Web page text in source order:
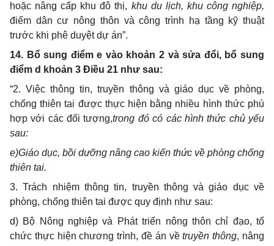
hoặc nâng cấp khu đô thị, khu du lịch, khu công nghiệp,
điểm dân cư nông thôn và công trình hạ tầng kỹ thuật
trước khi phê duyệt dự án”.
14. Bổ sung điểm e vào khoản 2 và sửa đổi, bổ sung
điểm d khoản 3 Điều 21 như sau:
“2. Việc thông tin, truyền thông và giáo dục về phòng,
chống thiên tai được thực hiện bằng nhiều hình thức phù
hợp với các đối tượng,trong đó có các hình thức chủ yếu
sau:
e)Giáo dục, bồi dưỡng nâng cao kiến thức về phòng chống
thiên tai.
3. Trách nhiệm thông tin, truyền thông và giáo dục về
phòng, chống thiên tai được quy định như sau:
d) Bộ Nông nghiệp và Phát triển nông thôn chỉ đạo, tổ
chức thực hiện chương trình, đề án vềtruyền thông, nâng